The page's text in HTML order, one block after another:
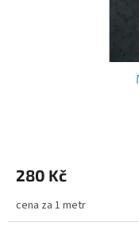
280 Kč
cena za 1 metr